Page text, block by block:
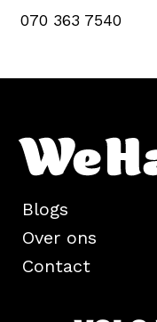
070 363 7540
Blogs
Over ons
Contact